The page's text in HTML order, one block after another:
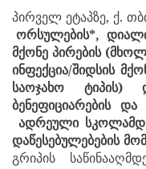
პირველ ეტაპზე, ქ.
ორსულების*,
მქონე პირების
ინფექცია/შიდსის
საოჯახო ტიპის)
ბენეფიციარების და
ადრეული
დაწესებულებების
გრიპის